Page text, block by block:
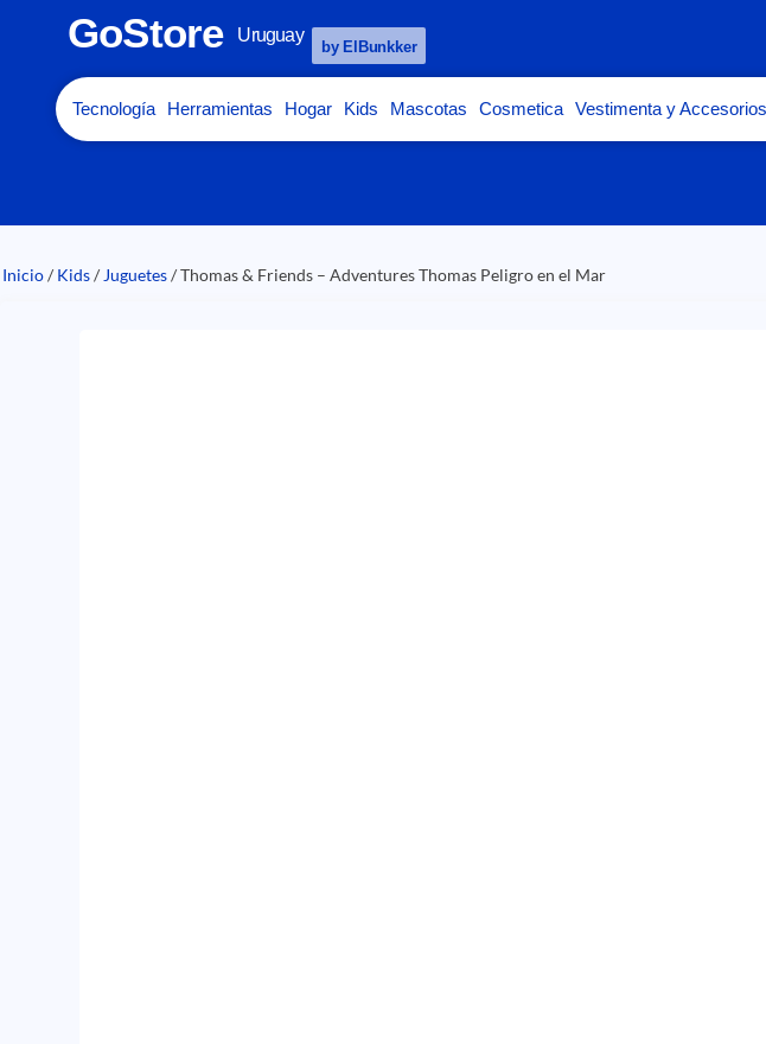
GoStore Uruguay
by ElBunkker
Tecnología Herramientas Hogar Kids Mascotas Cosmetica Vestimenta y Accesorios
Inicio/ Kids/ Juguetes/ Thomas & Friends – Adventures Thomas Peligro en el Mar